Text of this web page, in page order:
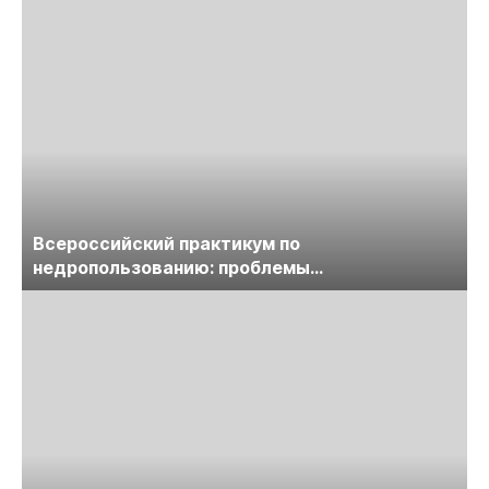
Всероссийский практикум по
недропользованию: проблемы
лицензирования, цифровизации, экспертизы